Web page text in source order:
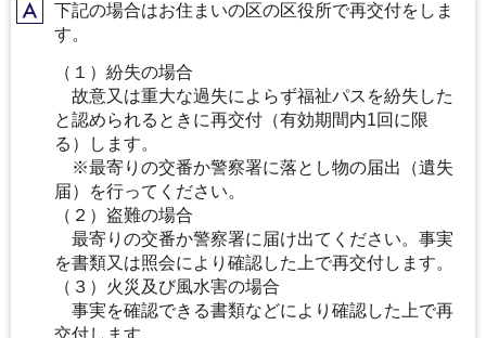
A下記の場合はお住まいの区の区役所で再交付をしま
す。
（１）紛失の場合
故意又は重大な過失によらず福祉パスを紛失した
と認められるときに再交付（有効期間内1回に限
る）します。
※最寄りの交番か警察署に落とし物の届出（遺失
届）を行ってください。
（２）盗難の場合
最寄りの交番か警察署に届け出てください。事実
を書類又は照会により確認した上で再交付します。
（３）火災及び風水害の場合
事実を確認できる書類などにより確認した上で再
交付します。